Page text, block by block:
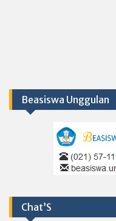
Beasiswa Unggulan
Chat’S